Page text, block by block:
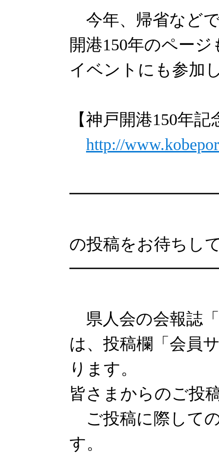
今年、帰省など
開港150年のペー
イベントにも参加
【神戸開港150年
http://
の投稿をお待ちし
県人会の会報誌
は、投稿欄「会員
ります。
皆さまからのご投
ご投稿に際して
す。